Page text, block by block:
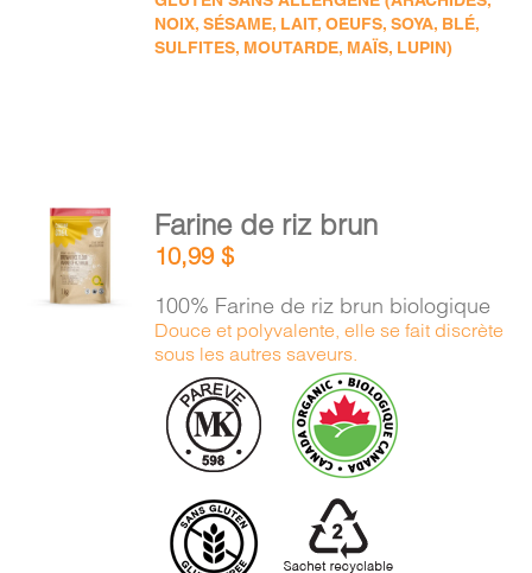
NOIX, SÉSAME, LAIT, OEUFS, SOYA, BLÉ,
SULFITES, MOUTARDE, MAÏS, LUPIN)
AJOUTER
AU
PANIER
/
Farine de riz brun
10,99$
100% Farine de riz brun biologique
Douce et polyvalente, elle se fait discrète
sous les autres saveurs.